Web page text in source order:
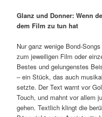
Glanz und Donner: Wenn
dem Film zu tun hat
Nur ganz wenige Bond-
zum jeweiligen Film oder
Bestes und gelungenstes
– ein Stück, das auch
setzte. Der Text warnt vor
Touch, und mahnt vor allem
gehen. Textlich klingt die